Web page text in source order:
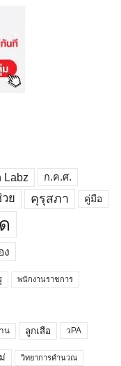
Labz ก.ค.ศ.
ย คุรุสภา คู่มือ
ง
พนักงานราชการ
น ลูกเสือ วPA
วิทยาการคำนวณ